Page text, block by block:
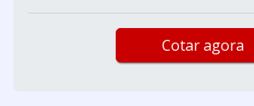
Cotar agora